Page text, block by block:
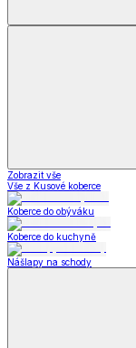
Zobrazit vše
Vše z Kusové koberce
Koberce do obýváku
Koberce do kuchyně
Nášlapy na schody